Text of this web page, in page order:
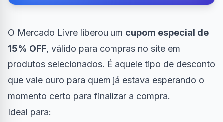
O Mercado Livre liberou um cupom especial de
15% OFF, válido para compras no site em
produtos selecionados. É aquele tipo de desconto
que vale ouro para quem já estava esperando o
momento certo para finalizar a compra.
Ideal para: